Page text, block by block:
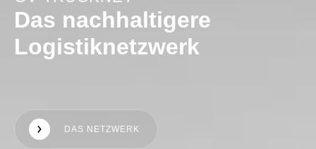
Das nachhaltigere
Logistiknetzwerk
DAS NETZWERK